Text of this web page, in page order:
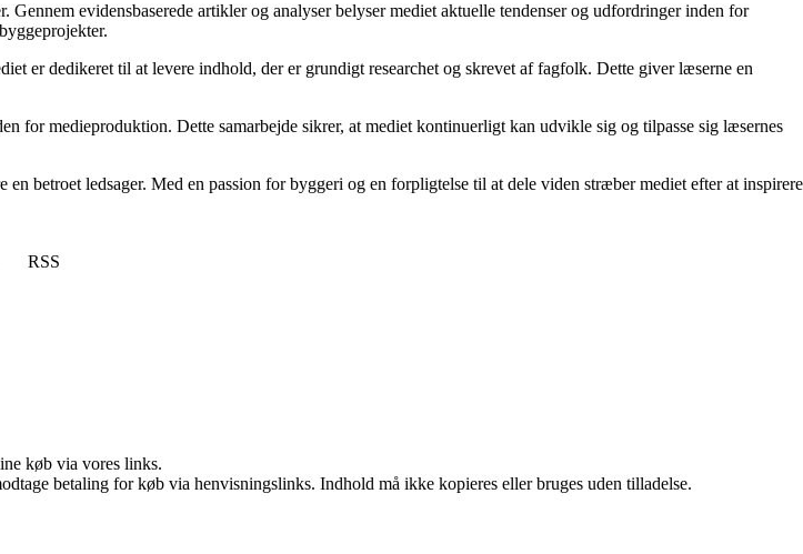
evidensbaserede artikler og analyser belyser mediet aktuelle tendenser og udfordringer inden for
er dedikeret til at levere indhold, der er grundigt researchet og skrevet af fagfolk. Dette giver læserne en
for medieproduktion. Dette samarbejde sikrer, at mediet kontinuerligt kan udvikle sig og tilpasse sig læsernes
betroet ledsager. Med en passion for byggeri og en forpligtelse til at dele viden stræber mediet efter at inspirere
RSS
køb via vores links.
betaling for køb via henvisningslinks. Indhold må ikke kopieres eller bruges uden tilladelse.